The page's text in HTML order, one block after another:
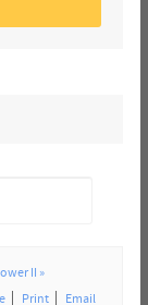
II »
Print Email